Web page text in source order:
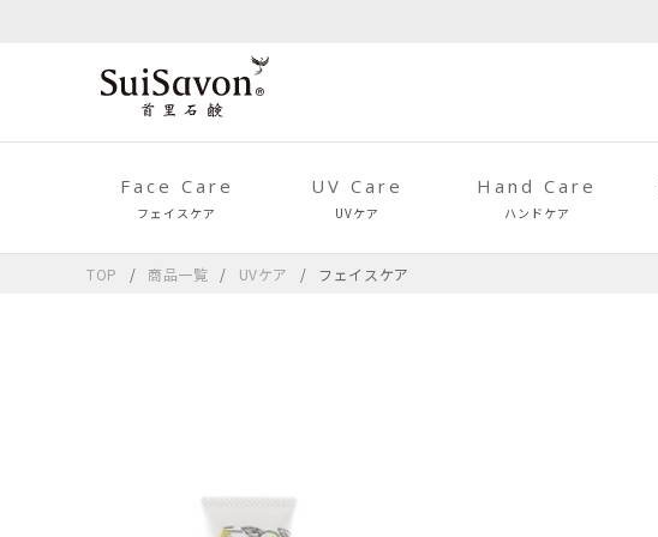
Face Care
フェイスケア
UV Care
UVケア
Hand Care
ハンドケア
TOP 商品一覧 UVケア フェイスケア